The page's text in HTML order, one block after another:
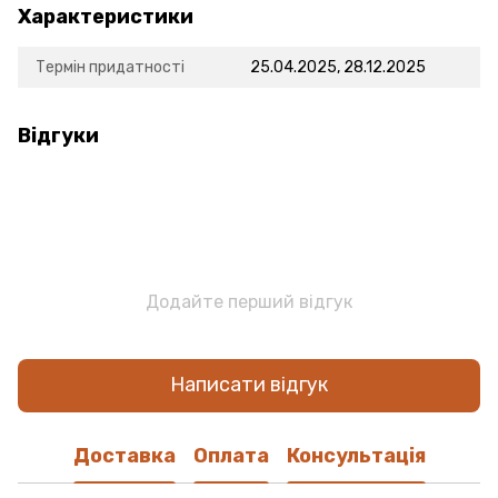
Характеристики
Термін придатності 25.04.2025, 28.12.2025
Відгуки
Додайте перший відгук
Написати відгук
Доставка Оплата Консультація